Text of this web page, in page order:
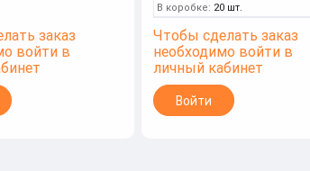
заказ
войти в
В коробке: 20 шт.
Чтобы сделать заказ
необходимо войти в
личный кабинет
Войти